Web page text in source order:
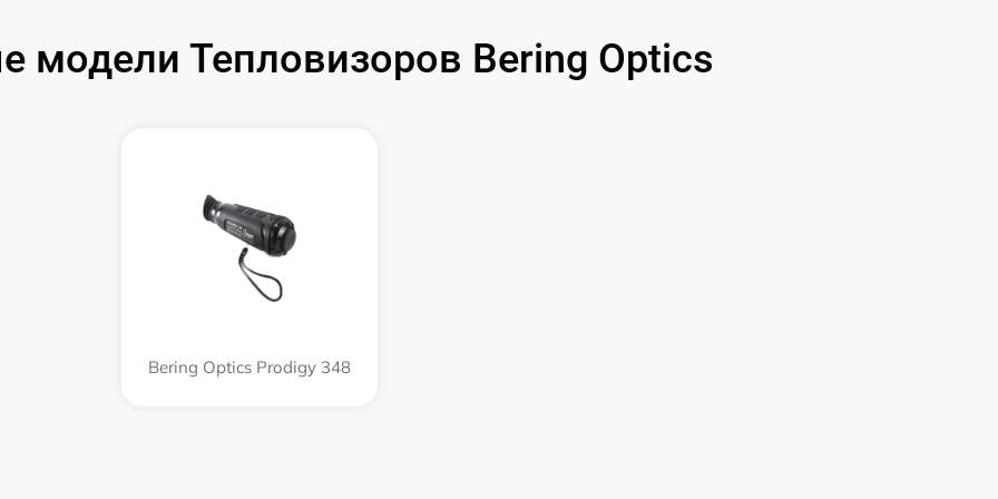
модели Тепловизоров Bering Optics
Bering Optics Prodigy 348